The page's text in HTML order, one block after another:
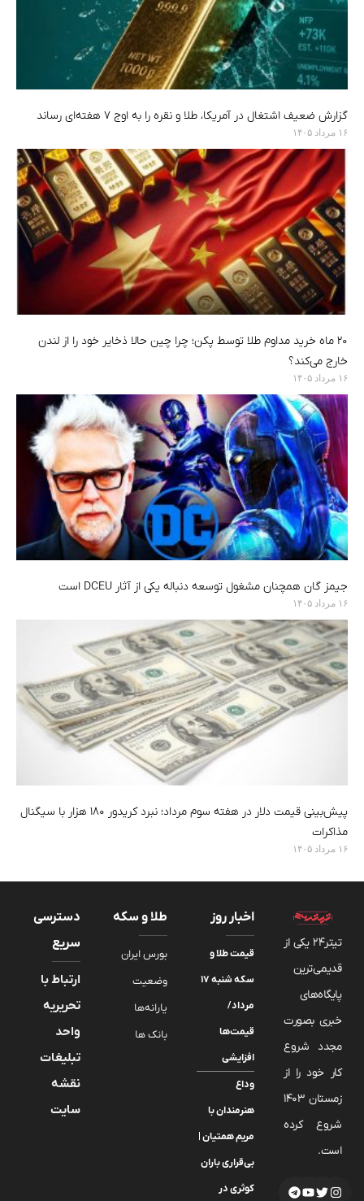
گزارش ضعیف اشتغال در آمریکا، طلا و نقره را به اوج ۷ هفته‌ای رساند
۱۶ مرداد ۱۴۰۵
۲۰ ماه خرید مداوم طلا توسط پکن؛ چرا چین حالا ذخایر خود را از لندن
خارج می‌کند؟
۱۶ مرداد ۱۴۰۵
جیمز گان همچنان مشغول توسعه دنباله یکی از آثار DCEU است
۱۶ مرداد ۱۴۰۵
پیش‌بینی قیمت دلار در هفته سوم مرداد؛ نبرد کریدور ۱۸۰ هزار با سیگنال
مذاکرات
۱۶ مرداد ۱۴۰۵
تیتر24 یکی از
قدیمی‌ترین
پایگاه‌های
خبری بصورت
مجدد شروع
کار خود را از
زمستان 1403
شروع کرده
است.
اخبار روز
قیمت طلا و
سکه شنبه ۱۷
مرداد/
قیمت‌ها
افزایشی
وداع
هنرمندان با
مریم همتیان |
بی‌قراری باران
کوثری در
طلا و سکه
بورس ایران
وضعیت
یارانه‌ها
بانک ها
دسترسی
سریع
ارتباط با
تحریریه
واحد
تبلیغات
نقشه
سایت